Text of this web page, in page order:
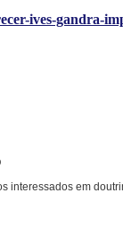
ives-gandra-
interessados em